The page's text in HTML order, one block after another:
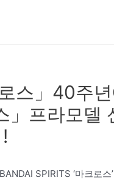
스」40주
」프라모델
SPIRITS ‘마크로